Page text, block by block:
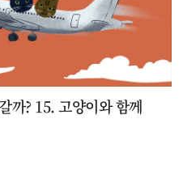
까? 15. 고양이와 함께